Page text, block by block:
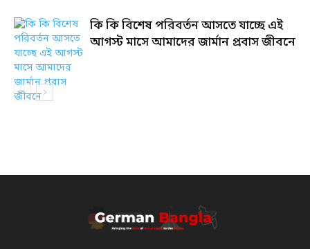
কি কি বিশেষ পরিবর্তন আসতে যাচ্ছে এই
আগস্ট মাসে আমাদের জার্মান প্রবাস জীবনে